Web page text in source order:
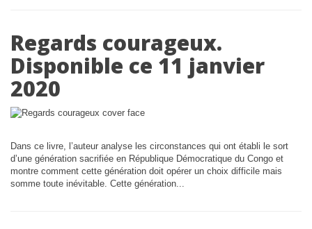
Regards courageux.
Disponible ce 11 janvier
2020
Dans ce livre, l’auteur analyse les circonstances qui ont établi le sort
d’une génération sacrifiée en République Démocratique du Congo et
montre comment cette génération doit opérer un choix difficile mais
somme toute inévitable. Cette génération...